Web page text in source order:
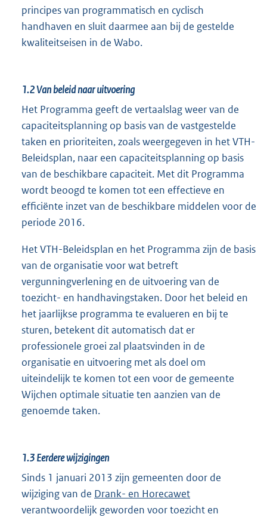
principes van programmatisch en cyclisch
handhaven en sluit daarmee aan bij de gestelde
kwaliteitseisen in de Wabo.
1.2Van beleid naar uitvoering
Het Programma geeft de vertaalslag weer van de
capaciteitsplanning op basis van de vastgestelde
taken en prioriteiten, zoals weergegeven in het VTH-
Beleidsplan, naar een capaciteitsplanning op basis
van de beschikbare capaciteit. Met dit Programma
wordt beoogd te komen tot een effectieve en
efficiënte inzet van de beschikbare middelen voor de
periode 2016.
Het VTH-Beleidsplan en het Programma zijn de basis
van de organisatie voor wat betreft
vergunningverlening en de uitvoering van de
toezicht- en handhavingstaken. Door het beleid en
het jaarlijkse programma te evalueren en bij te
sturen, betekent dit automatisch dat er
professionele groei zal plaatsvinden in de
organisatie en uitvoering met als doel om
uiteindelijk te komen tot een voor de gemeente
Wijchen optimale situatie ten aanzien van de
genoemde taken.
1.3Eerdere wijzigingen
Sinds 1 januari 2013 zijn gemeenten door de
wijziging van de Drank- en Horecawet
verantwoordelijk geworden voor toezicht en